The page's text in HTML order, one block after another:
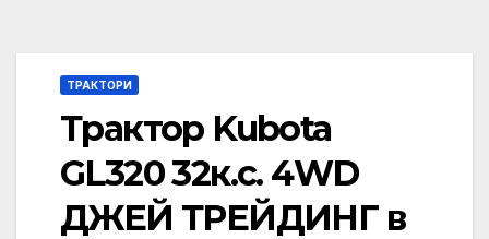
ТРАКТОРИ
Трактор Kubota
GL320 32к.с. 4WD
ДЖЕЙ ТРЕЙДИНГ в